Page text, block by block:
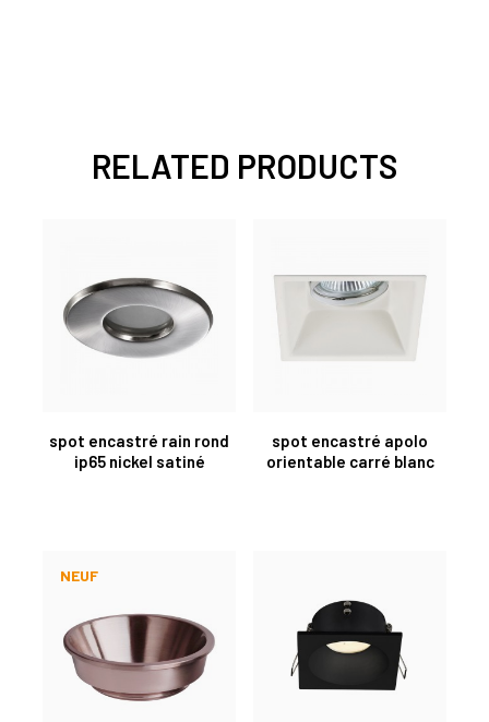
RELATED PRODUCTS
spot encastré rain rond
ip65 nickel satiné
spot encastré apolo
orientable carré blanc
NEUF